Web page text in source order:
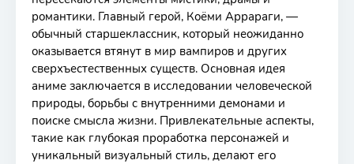
романтики. Главный герой, Коёми Аррараги, —
обычный старшеклассник, который неожиданно
оказывается втянут в мир вампиров и других
сверхъестественных существ. Основная идея
аниме заключается в исследовании человеческой
природы, борьбы с внутренними демонами и
поиске смысла жизни. Привлекательные аспекты,
такие как глубокая проработка персонажей и
уникальный визуальный стиль, делают его